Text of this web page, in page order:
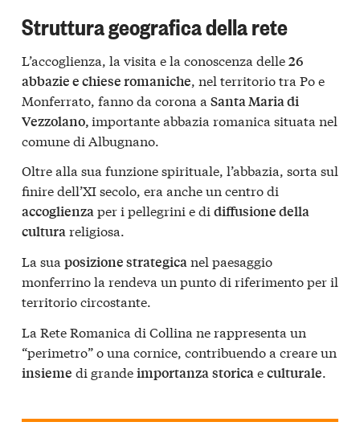
Struttura geografica della rete
L’accoglienza, la visita e la conoscenza delle26
abbazie e chiese romaniche, nel territorio tra Po e
Monferrato, fanno da corona a Santa Maria di
Vezzolano,importante abbazia romanica situata nel
comune di Albugnano.
Oltre alla sua funzione spirituale, l’abbazia, sorta sul
finire dell’XI secolo, era anche un centro di
accoglienzaper i pellegrini e di diffusione della
culturareligiosa.
La sua posizione strategicanel paesaggio
monferrino la rendeva un punto di riferimento per il
territorio circostante.
La Rete Romanica di Collina ne rappresenta un
“perimetro” o una cornice, contribuendo a creare un
insieme di grandeimportanza storica eculturale